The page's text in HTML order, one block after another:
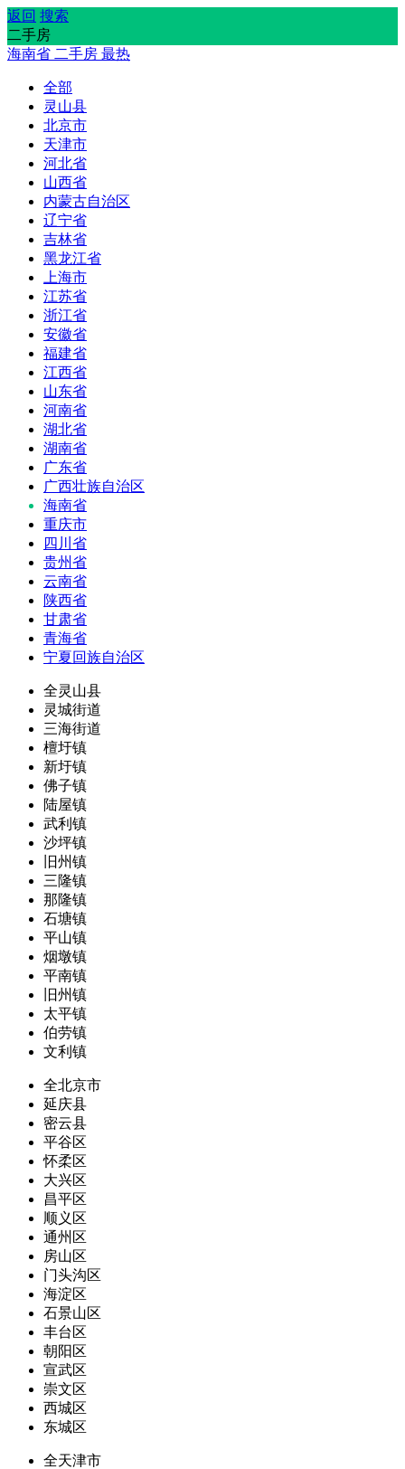
返回 搜索
二手房
海南省 二手房 最热
全部
灵山县
北京市
天津市
河北省
山西省
内蒙古自治区
辽宁省
吉林省
黑龙江省
上海市
江苏省
浙江省
安徽省
福建省
江西省
山东省
河南省
湖北省
湖南省
广东省
广西壮族自治区
海南省
重庆市
四川省
贵州省
云南省
陕西省
甘肃省
青海省
宁夏回族自治区
全灵山县
灵城街道
三海街道
檀圩镇
新圩镇
佛子镇
陆屋镇
武利镇
沙坪镇
旧州镇
三隆镇
那隆镇
石塘镇
平山镇
烟墩镇
平南镇
旧州镇
太平镇
伯劳镇
文利镇
全北京市
延庆县
密云县
平谷区
怀柔区
大兴区
昌平区
顺义区
通州区
房山区
门头沟区
海淀区
石景山区
丰台区
朝阳区
宣武区
崇文区
西城区
东城区
全天津市